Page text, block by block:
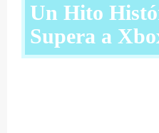
Un Hito
Supera a